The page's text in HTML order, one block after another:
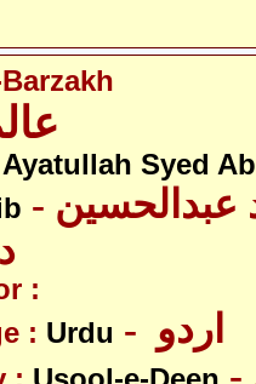
Ayatullah Syed
- آیت اللہ سیّد عبدالحسین
:
: Urdu